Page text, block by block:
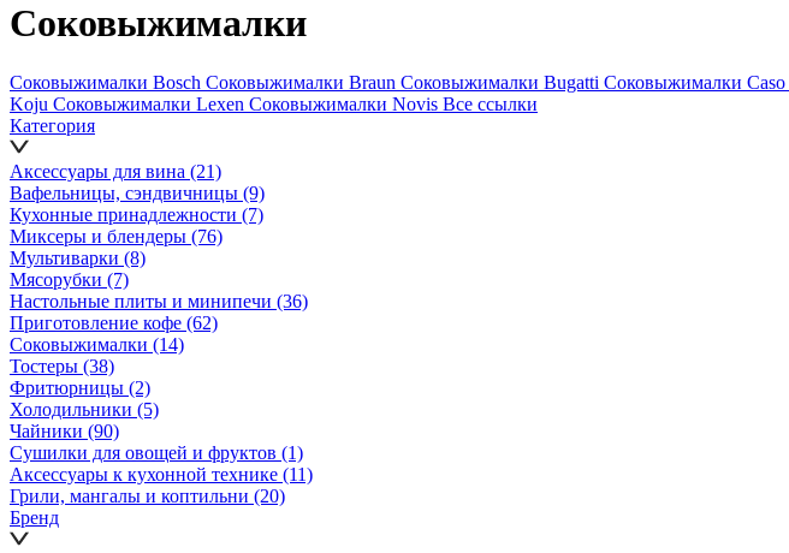
Соковыжималки
Соковыжималки Bosch Соковыжималки Braun Соковыжималки Bugatti Соковыжималки Caso
Koju Соковыжималки Lexen Соковыжималки Novis Все ссылки
Категория
Аксессуары для вина (21)
Вафельницы, сэндвичницы (9)
Кухонные принадлежности (7)
Миксеры и блендеры (76)
Мультиварки (8)
Мясорубки (7)
Настольные плиты и минипечи (36)
Приготовление кофе (62)
Соковыжималки (14)
Тостеры (38)
Фритюрницы (2)
Холодильники (5)
Чайники (90)
Сушилки для овощей и фруктов (1)
Аксессуары к кухонной технике (11)
Грили, мангалы и коптильни (20)
Бренд